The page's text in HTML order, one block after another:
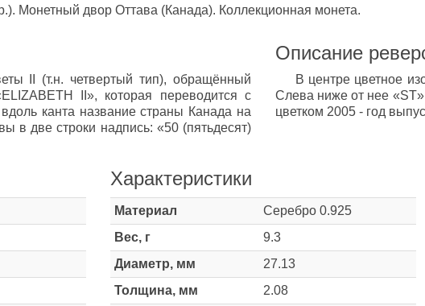
Монетный двор Оттава (Канада). Коллекционная монета.
II (т.н. четвертый тип), обращённый
II», которая переводится с
канта название страны Канада на
в две строки надпись: «50 (пятьдесят)
Описание
В центре цветное
Слева ниже от нее
цветком 2005 - год
Характеристики
Материал
Серебро 0.925
Вес, г
9.3
Диаметр, мм
27.13
Толщина, мм
2.08